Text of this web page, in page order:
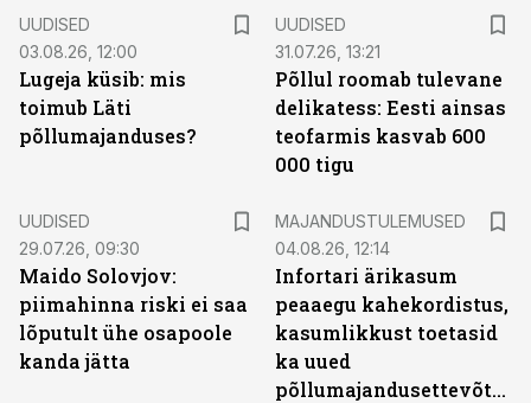
UUDISED
03.08.26, 12:00
Lugeja küsib: mis
toimub Läti
põllumajanduses?
UUDISED
31.07.26, 13:21
Põllul roomab tulevane
delikatess: Eesti ainsas
teofarmis kasvab 600
000 tigu
UUDISED
29.07.26, 09:30
Maido Solovjov:
piimahinna riski ei saa
lõputult ühe osapoole
kanda jätta
MAJANDUSTULEMUSED
04.08.26, 12:14
Infortari ärikasum
peaaegu kahekordistus,
kasumlikkust toetasid
ka uued
põllumajandusettevõtted